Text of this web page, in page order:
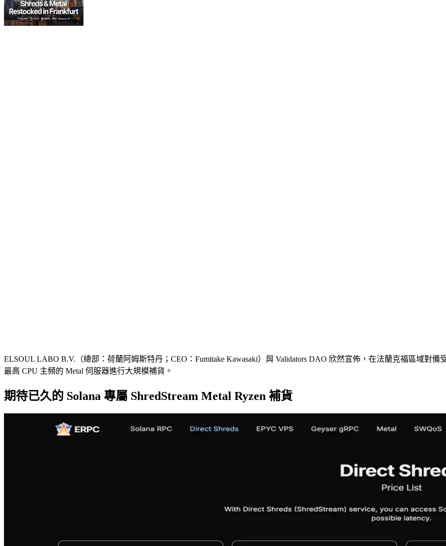
ELSOUL LABO B.V.（總部：荷蘭阿姆斯特丹；CEO：Fumitake Kawasaki）與 Validators DAO 欣然宣佈，在法蘭克福區域對備
最高 CPU 主頻的 Metal 伺服器進行大規模補貨。
期待已久的 Solana 專屬 ShredStream Metal Ryzen 補貨